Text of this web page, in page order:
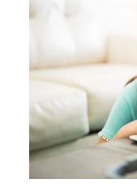
yeux
enfants
des
effets
nocifs
de
la
lumière
bleue
?